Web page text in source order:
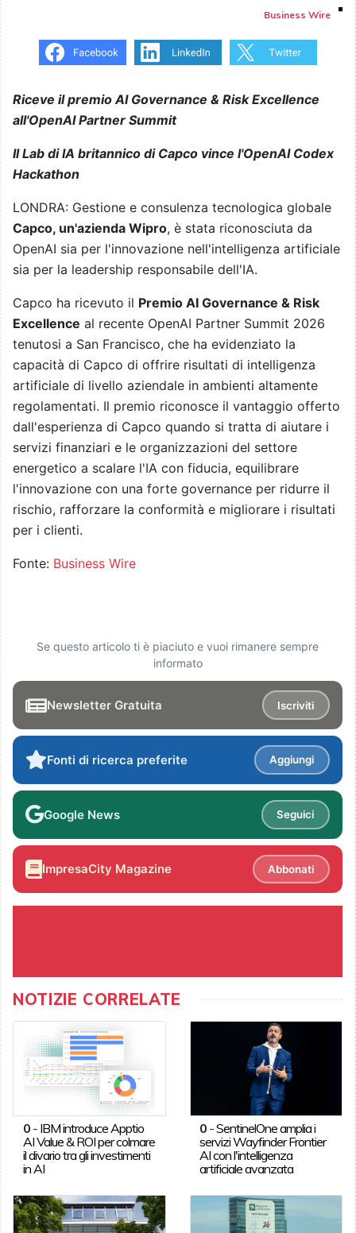
Business Wire
Riceve il premio AI Governance & Risk Excellence
all'OpenAI Partner Summit
Il Lab di IA britannico di Capco vince l'OpenAI Codex
Hackathon
LONDRA: Gestione e consulenza tecnologica globale
Capco, un'azienda Wipro, è stata riconosciuta da
OpenAI sia per l'innovazione nell'intelligenza artificiale
sia per la leadership responsabile dell'IA.
Capco ha ricevuto il Premio AI Governance & Risk
Excellence al recente OpenAI Partner Summit 2026
tenutosi a San Francisco, che ha evidenziato la
capacità di Capco di offrire risultati di intelligenza
artificiale di livello aziendale in ambienti altamente
regolamentati. Il premio riconosce il vantaggio offerto
dall'esperienza di Capco quando si tratta di aiutare i
servizi finanziari e le organizzazioni del settore
energetico a scalare l'IA con fiducia, equilibrare
l'innovazione con una forte governance per ridurre il
rischio, rafforzare la conformità e migliorare i risultati
per i clienti.
Fonte: Business Wire
Se questo articolo ti è piaciuto e vuoi rimanere sempre
informato
Newsletter Gratuita Iscriviti
Fonti di ricerca preferite Aggiungi
Google News Seguici
ImpresaCity Magazine Abbonati
NOTIZIE CORRELATE
0- IBM introduce Apptio
AI Value & ROI per colmare
il divario tra gli investimenti
in AI
0 -SentinelOne amplia i
servizi Wayfinder Frontier
AI con l'intelligenza
artificiale avanzata